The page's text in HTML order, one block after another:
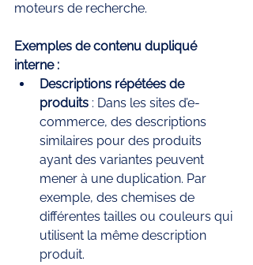
moteurs de recherche.
Exemples de contenu dupliqué
interne :
Descriptions répétées de
produits : Dans les sites d’e-
commerce, des descriptions
similaires pour des produits
ayant des variantes peuvent
mener à une duplication. Par
exemple, des chemises de
différentes tailles ou couleurs qui
utilisent la même description
produit.